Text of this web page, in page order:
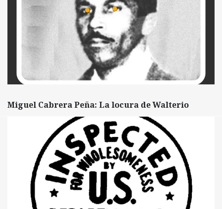
Miguel Cabrera Peña: La locura de Walterio